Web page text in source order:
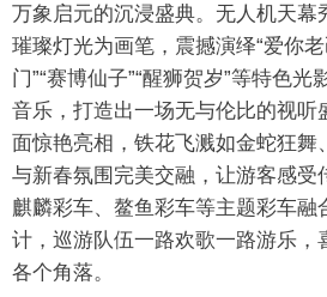
万象启元的沉浸盛典。无人机天幕
璀璨灯光为画笔，震撼演绎“爱你老
门”“赛博仙子”“醒狮贺岁”等特色
音乐，打造出一场无与伦比的视听
面惊艳亮相，铁花飞溅如金蛇狂舞
与新春氛围完美交融，让游客感受
麒麟彩车、鳌鱼彩车等主题彩车融
计，巡游队伍一路欢歌一路游乐，
各个角落。